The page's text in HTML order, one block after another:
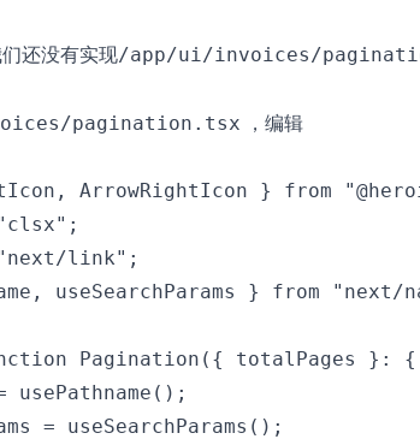
还没有实现/app/ui/invoices/
pagination.tsx ，编辑
ArrowRightIcon } from
"next/link";
useSearchParams } from
Pagination({ totalPages }: {
usePathname();
= useSearchParams();